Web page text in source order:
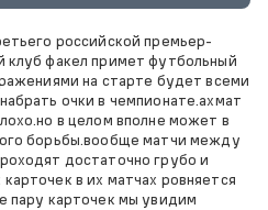
российской премьер-
клуб факел примет футбольный
на старте будет всеми
очки в чемпионате.ахмат
в целом вполне может в
борьбы.вообще матчи между
достаточно грубо и
в их матчах ровняется
пару карточек мы увидим